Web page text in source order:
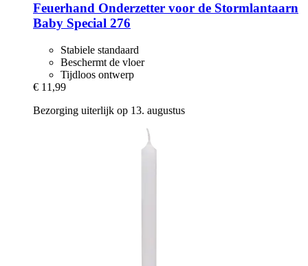
Feuerhand Onderzetter voor de Stormlantaarn
Baby Special 276
Stabiele standaard
Beschermt de vloer
Tijdloos ontwerp
€ 11,99
Bezorging uiterlijk op 13. augustus